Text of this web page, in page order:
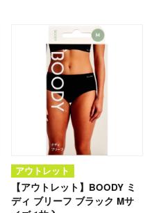
アウトレット
【アウトレット】BOODY ミ
ディ ブリーフ ブラック Mサ